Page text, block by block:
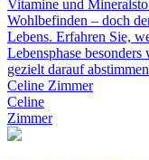
Vitamine und
Wohlbefinden – doch
Lebens. Erfahren Sie,
Lebensphase
gezielt darauf
Celine Zimmer
Celine
Zimmer